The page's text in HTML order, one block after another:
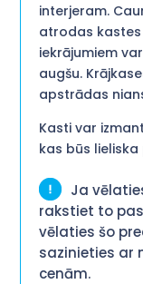
interjeram.
atrodas
iekrājumiem
augšu.
apstrādas
Kasti var
kas būs lieliska
Ja
rakstiet to
vēlaties šo
sazinieties ar
cenām.